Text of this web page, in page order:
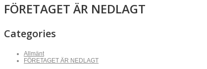
FÖRETAGET ÄR NEDLAGT
Categories
Allmänt
FÖRETAGET ÄR NEDLAGT